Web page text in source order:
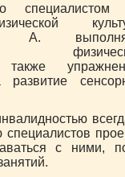
специалистом
А.
с ними,